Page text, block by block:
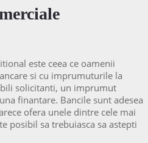
este ceea ce oamenii
si cu imprumuturile la
solicitanti, un imprumut
finantare. Bancile sunt adesea
ofera unele dintre cele mai
posibil sa trebuiasca sa astepti